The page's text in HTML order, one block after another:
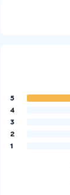
5
4
3
2
1